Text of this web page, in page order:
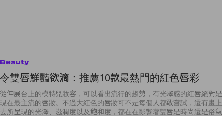
Beauty
令雙唇鮮豔欲滴：推薦10款最熱門的紅色唇彩
從伸展台上的模特兒妝容，可以看出流行的趨勢，有光澤感的紅唇絕對是
現在最主流的唇妝。不過大紅色的唇妝可不是每個人都敢嘗試，還有畫上
去所呈現的光澤、滋潤度以及飽和度，都在在影響著雙唇是時尚還是俗氣